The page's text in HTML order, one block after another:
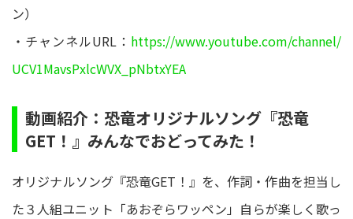
ン）
・チャンネルURL： https://www.youtube.com/channel/
UCV1MavsPxlcWVX_pNbtxYEA
動画紹介：恐竜オリジナルソング『恐竜
GET！』みんなでおどってみた！
オリジナルソング『恐竜GET！』を、作詞・作曲を担当し
た３人組ユニット「あおぞらワッペン」自らが楽しく歌っ